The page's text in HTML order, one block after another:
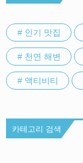
# 인기 맛집
# 천연 해변
# 액티비티
카테고리 검색